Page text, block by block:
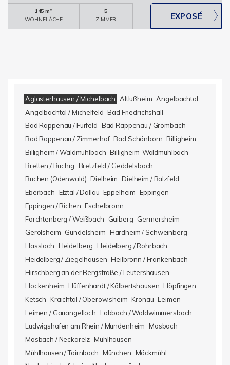
145 m²
WOHNFLÄCHE
5
ZIMMER
Aglasterhausen / Michelbach Altlußheim Angelbachtal
Angelbachtal / Michelfeld Bad Friedrichshall
Bad Rappenau / Fürfeld Bad Rappenau / Grombach
Bad Rappenau / Zimmerhof Bad Schönborn Billigheim
Billigheim / Waldmühlbach Billigheim-Waldmühlbach
Bretten / Büchig Bretzfeld / Geddelsbach
Buchen (Odenwald) Dielheim Dielheim / Balzfeld
Eberbach Elztal / Dallau Eppelheim Eppingen
Eppingen / Richen Eschelbronn
Forchtenberg / Weißbach
Gaiberg Germersheim
Gerolsheim Gundelsheim Hardheim / Schweinberg
Hassloch Heidelberg Heidelberg / Rohrbach
Heidelberg / Ziegelhausen Heilbronn / Frankenbach
Hirschberg an der Bergstraße / Leutershausen
Hockenheim Hüffenhardt / Kälbertshausen Höpfingen
Ketsch Kraichtal / Oberöwisheim Kronau Leimen
Leimen / Gauangelloch Lobbach / Waldwimmersbach
Ludwigshafen am Rhein / Mundenheim Mosbach
Mosbach / Neckarelz Mühlhausen
Mühlhausen / Tairnbach München Möckmühl